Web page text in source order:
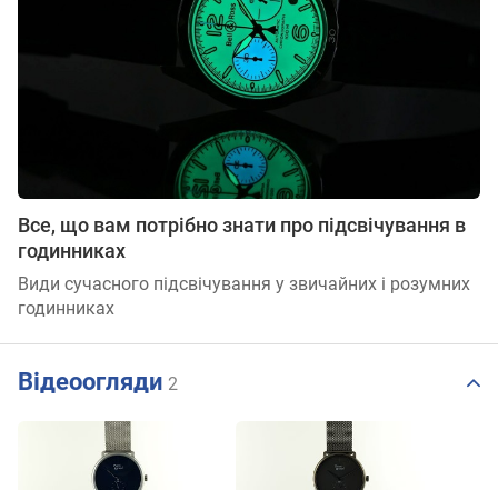
Все, що вам потрібно знати про підсвічування в
годинниках
Види сучасного підсвічування у звичайних і розумних
годинниках
Відеоогляди 2